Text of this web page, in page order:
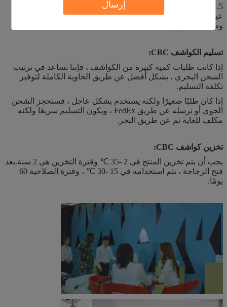
إرسال
5. يمنع منعا باتا الأكل وتجنب ملامسة العين والجلد.بمجرد ملامسة
عينيك وبشرتك ، يرجى التنظيف على الفور بكمية كبيرة من الماء
وطلب المشورة الطبية.
تسليم الكواشف CBC:
إذا كانت طلبات كمية كبيرة من الكواشف ، فإننا نساعد في ترتيب
الشحن البحري ، بشكل أفضل عن طريق الحاوية الكاملة لتوفير
تكلفة التسليم.
إذا كان طلبًا صغيرًا ولكنه يستخدم بشكل عاجل ، فسنحجز الشحن
الجوي أو نرسله عن طريق FedEx ، ويكون التسليم سريعًا ولكنه
مكلف للغاية ثم عن طريق البحر.
تخزين كواشف CBC:
يجب أن يتم تخزين المنتج في 2 -35 ℃ وفترة التخزين هي 2 سنة.بعد
فتح الزجاجة ، يتم استخدامه في 15 -30 ℃ ، وفترة الصلاحية 60
يومًا.